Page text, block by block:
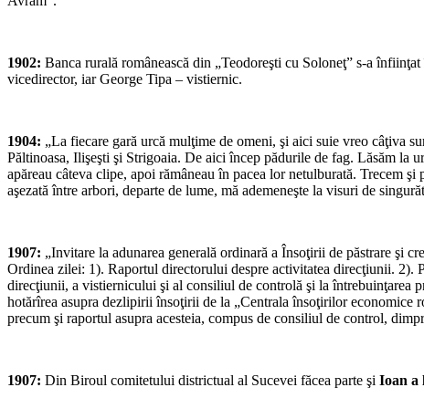
1902: Banca rurală românească din „Teodoreşti cu Soloneţ” s-a
vicedirector, iar George Tipa – vistiernic.
1904: „La fiecare gară urcă mulţime de omeni, şi aici suie vreo câţiva
Păltinoasa, Ilişeşti şi Strigoaia. De aici încep pădurile de fag. Lăsăm la
apăreau câteva clipe, apoi rămâneau în pacea lor ne­tulburată. Trecem
aşezată între ar­bori, departe de lume, mă ademeneşte la visuri de
1907: „Invitare la adunarea generală ordinară a Însoţirii de păstrare şi
Ordinea zilei: 1). Raportul directorului despre activitatea direcţiunii.
direcţiunii, a vistiernicului şi al consiliul de controlă şi la întrebuinţarea
hotărîrea asupra dezlipirii însoţirii de la „Centrala însoţirilor
precum şi raportul asupra acesteia, compus de consiliul de control,
1907: Din Biroul comitetului districtual al Sucevei făcea parte şi Ioan a